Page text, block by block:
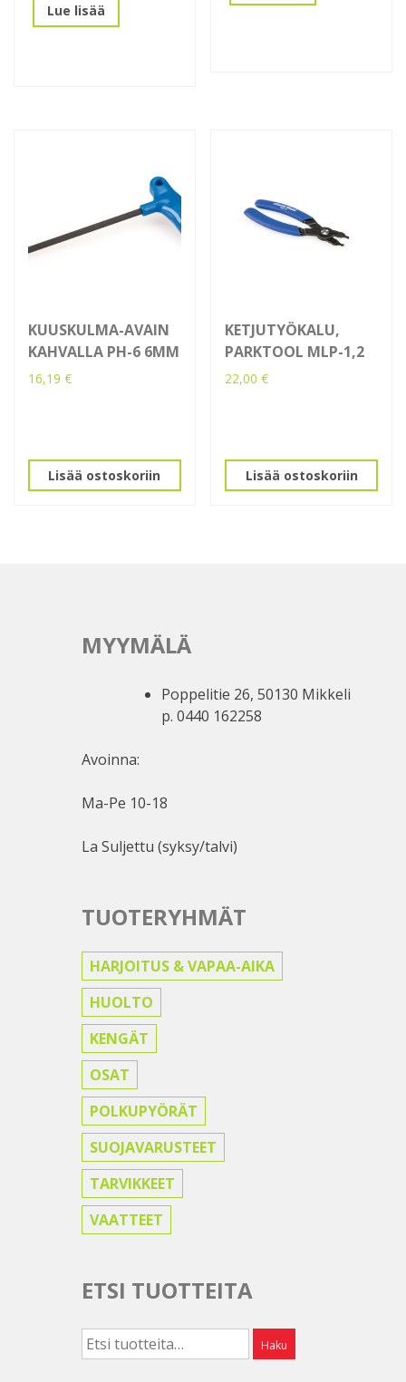
Lue lisää
KUUSKULMA-AVAIN
KAHVALLA PH-6 6MM
16,19 €
Lisää ostoskoriin
KETJUTYÖKALU,
PARKTOOL MLP-1,2
22,00€
Lisää ostoskoriin
MYYMÄLÄ
Poppelitie 26, 50130 Mikkeli
p. 0440 162258
Avoinna:
Ma-Pe 10-18
La Suljettu (syksy/talvi)
TUOTERYHMÄT
HARJOITUS & VAPAA-AIKA
HUOLTO
KENGÄT
OSAT
POLKUPYÖRÄT
SUOJAVARUSTEET
TARVIKKEET
VAATTEET
ETSI TUOTTEITA
Etsi: Haku